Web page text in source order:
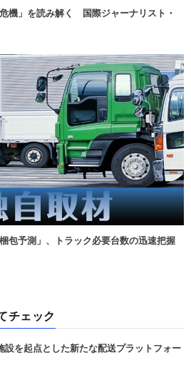
機」を読み解く 国際ジャーナリスト・
包予測」、トラック必要台数の迅速把握
チェック
を起点とした新たな配送プラットフォー